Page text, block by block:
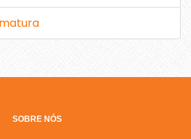
SOBRE NÓS